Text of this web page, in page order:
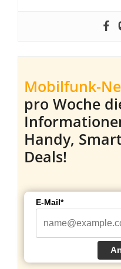
Mobilfunk-
pro Woche
Handy,
Deals!
E-Mail*